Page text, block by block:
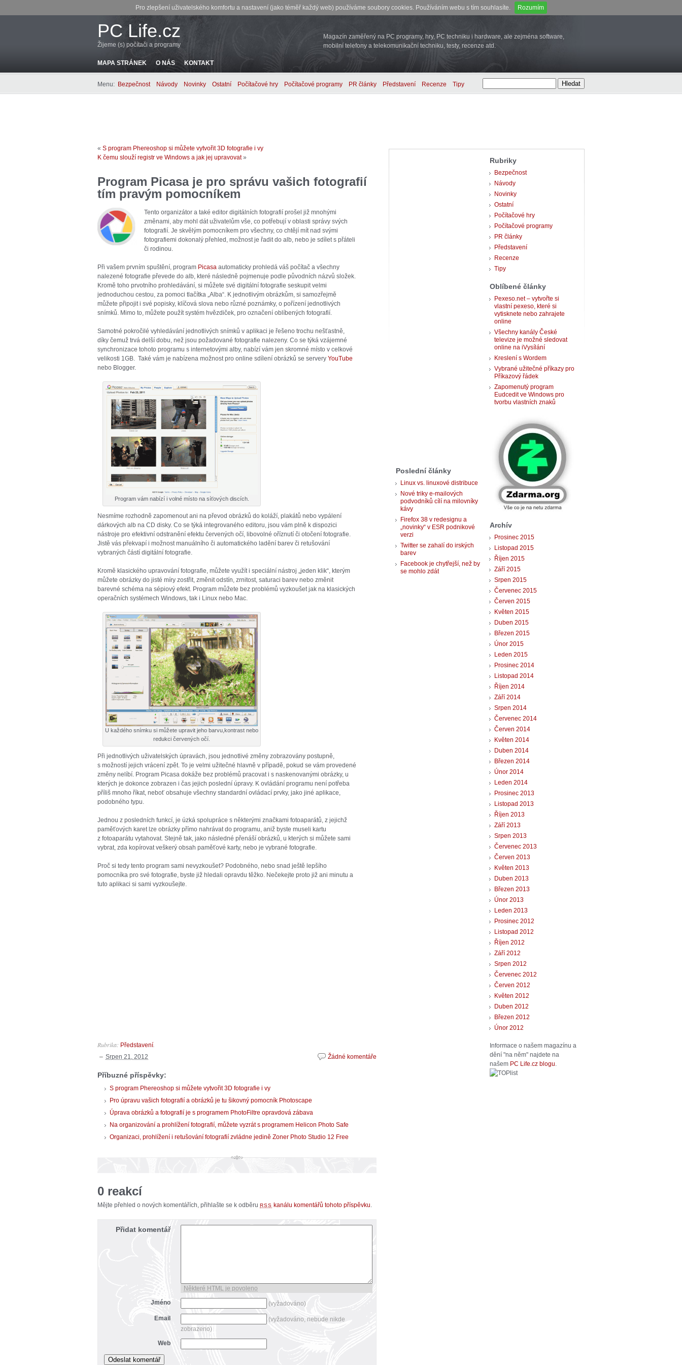
Pro zlepšení uživatelského komfortu a nastavení (jako téměř každý web) používáme soubory cookies. Používáním webu s tím souhlasíte. Rozumím
PC Life.cz
Magazín zaměřený na PC programy, hry, PC techniku i hardware, ale zejména software,
mobilní telefony a telekomunikační techniku, testy, recenze atd.
Žijeme (s) počítači a programy
MAPA STRÁNEK O NÁS KONTAKT
Menu: Bezpečnost Návody Novinky Ostatní Počítačové hry Počítačové programy PR články Představení Recenze Tipy
« S program Phereoshop si můžete vytvořit 3D fotografie i vy
K čemu slouží registr ve Windows a jak jej upravovat»
Program Picasa je pro správu vašich fotografií
tím pravým pomocníkem
Tento organizátor a také editor digitálních fotografií prošel již mnohými
změnami, aby mohl dát uživatelům vše, co potřebují v oblasti správy svých
fotografií. Je skvělým pomocníkem pro všechny, co chtějí mít nad svými
fotografiemi dokonalý přehled, možnost je řadit do alb, nebo je sdílet s přáteli
či rodinou.
Při vašem prvním spuštění, program Picasa automaticky prohledá váš počítač a všechny
nalezené fotografie převede do alb, které následně pojmenuje podle původních názvů složek.
Kromě toho prvotního prohledávání, si můžete své digitální fotografie seskupit velmi
jednoduchou cestou, za pomoci tlačítka „Alba“. K jednotlivým obrázkům, si samozřejmě
můžete připojit i své popisky, klíčová slova nebo různé poznámky, o pořízení jednotlivých
snímků. Mimo to, můžete použít systém hvězdiček, pro označení oblíbených fotografií.
Samotné pokročilé vyhledávání jednotlivých snímků v aplikaci je řešeno trochu nešťastně,
díky čemuž trvá delší dobu, než jsou požadované fotografie nalezeny. Co se týká vzájemné
synchronizace tohoto programu s internetovými alby, nabízí vám jen skromné místo v celkové
velikosti 1GB. Také vám je nabízena možnost pro online sdílení obrázků se servery YouTube
nebo Blogger.
Program vám nabízí i volné místo na síťových discích.
Nesmíme rozhodně zapomenout ani na převod obrázků do koláží, plakátů nebo vypálení
dárkových alb na CD disky. Co se týká integrovaného editoru, jsou vám plně k dispozici
nástroje pro efektivní odstranění efektu červených očí, libovolné oříznutí či otočení fotografie.
Jistě vás překvapí i možnost manuálního či automatického ladění barev či retušování
vybraných částí digitální fotografie.
Kromě klasického upravování fotografie, můžete využít i speciální nástroj „jeden klik“, kterým
můžete obrázky do jisté míry zostřit, změnit odstín, zrnitost, saturaci barev nebo změnit
barevné schéma na sépiový efekt. Program můžete bez problémů vyzkoušet jak na klasických
operačních systémech Windows, tak i Linux nebo Mac.
U každého snímku si můžete upravit jeho barvu,kontrast nebo
redukci červených očí.
Při jednotlivých uživatelských úpravách, jsou jednotlivé změny zobrazovány postupně,
s možností jejich vrácení zpět. To je velmi užitečné hlavně v případě, pokud se vám provedené
změny nelíbí. Program Picasa dokáže bez problémů pracovat i s naskenovanými obrázky, u
kterých je dokonce zobrazen i čas jejich poslední úpravy. K ovládání programu není potřeba
příliš mnoho říkat, neboť obsahuje všechny standardní ovládací prvky, jako jiné aplikace,
podobného typu.
Jednou z posledních funkcí, je úzká spolupráce s některými značkami fotoaparátů, z jejichž
paměťových karet lze obrázky přímo nahrávat do programu, aniž byste museli kartu
z fotoaparátu vytahovat. Stejně tak, jako následné přenáší obrázků, u kterých si můžete sami
vybrat, zda kopírovat veškerý obsah paměťové karty, nebo je vybrané fotografie.
Proč si tedy tento program sami nevyzkoušet? Podobného, nebo snad ještě lepšího
pomocníka pro své fotografie, byste již hledali opravdu těžko. Nečekejte proto již ani minutu a
tuto aplikaci si sami vyzkoušejte.
Rubrika: Představení
Srpen 21, 2012 Žádné komentáře
Příbuzné příspěvky:
S program Phereoshop si můžete vytvořit 3D fotografie i vy
Pro úpravu vašich fotografií a obrázků je tu šikovný pomocník Photoscape
Úprava obrázků a fotografií je s programem PhotoFiltre opravdová zábava
Na organizování a prohlížení fotografií, můžete vyzrát s programem Helicon Photo Safe
Organizaci, prohlížení i retušování fotografií zvládne jedině Zoner Photo Studio 12 Free
0 reakcí
Mějte přehled o nových komentářích, přihlašte se k odběru RSS kanálu komentářů tohoto příspěvku
Přidat komentář
Některé HTML je povoleno
Jméno
(vyžadováno)
Email
(vyžadováno, nebude nikde
zobrazeno)
Web
Poslední články
Linux vs. linuxové distribuce
Nové triky e-mailových
podvodníků cílí na milovníky
kávy
Firefox 38 v redesignu a
„novinky“ v ESR podnikové
verzi
Twitter se zahalí do irských
barev
Facebook je chytřejší, než by
se mohlo zdát
Rubriky
Bezpečnost
Návody
Novinky
Ostatní
Počítačové hry
Počítačové programy
PR články
Představení
Recenze
Tipy
Oblíbené články
Pexeso.net – vytvořte si
vlastní pexeso, které si
vytisknete nebo zahrajete
online
Všechny kanály České
televize je možné sledovat
online na iVysílání
Kreslení s Wordem
Vybrané užitečné příkazy pro
Příkazový řádek
Zapomenutý program
Eudcedit ve Windows pro
tvorbu vlastních znaků
Archív
Prosinec 2015
Listopad 2015
Říjen 2015
Září 2015
Srpen 2015
Červenec 2015
Červen 2015
Květen 2015
Duben 2015
Březen 2015
Únor 2015
Leden 2015
Prosinec 2014
Listopad 2014
Říjen 2014
Září 2014
Srpen 2014
Červenec 2014
Červen 2014
Květen 2014
Duben 2014
Březen 2014
Únor 2014
Leden 2014
Prosinec 2013
Listopad 2013
Říjen 2013
Září 2013
Srpen 2013
Červenec 2013
Červen 2013
Květen 2013
Duben 2013
Březen 2013
Únor 2013
Leden 2013
Prosinec 2012
Listopad 2012
Říjen 2012
Září 2012
Srpen 2012
Červenec 2012
Červen 2012
Květen 2012
Duben 2012
Březen 2012
Únor 2012
Informace o našem magazínu a
dění "na něm" najdete na
našem PC Life.cz blogu.